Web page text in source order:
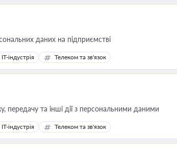
даних на підприємстві
IT-індустрія Телеком та зв'язок
передачу та інші дії з персональними даними
IT-індустрія Телеком та зв'язок